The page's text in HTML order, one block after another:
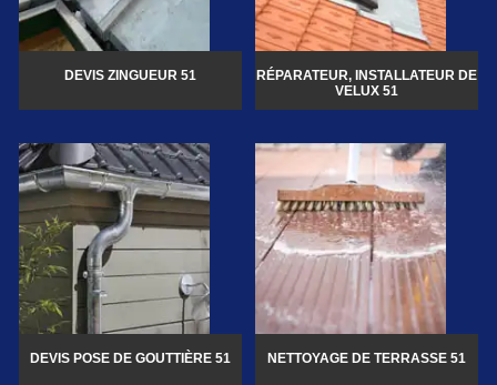
DEVIS ZINGUEUR 51
RÉPARATEUR, INSTALLATEUR DE
VELUX 51
DEVIS POSE DE GOUTTIÈRE 51 NETTOYAGE DE TERRASSE 51